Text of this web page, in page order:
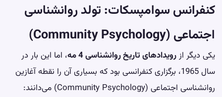
کنفرانس سوامپسکات: تولد روانشناسی
اجتماعی (Community Psychology)
یکی دیگر از رویدادهای تاریخ روانشناسی 4 مه
، اما این بار در
سال 1965، برگزاری کنفرانسی بود که بسیاری آن را نقطه آغازین
روانشناسی اجتماعی (Community Psychology) می‌دانند: